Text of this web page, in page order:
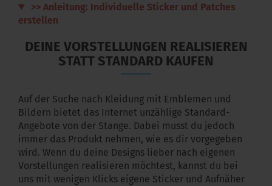
>> Anleitung: Individuelle Sticker und Patches
erstellen
DEINE VORSTELLUNGEN REALISIEREN
STATT STANDARD KAUFEN
Auf der Suche nach Kleidung mit Emblemen und
Bildern bietet das Internet unzählige Standard-
Angebote von der Stange. Dabei musst du jedoch
immer das Produkt nehmen, wie es dir vorgegeben
wird. Wenn du deine Designs lieber nach eigenen
Vorstellungen realisieren möchtest, kannst du bei
uns mit wenigen Klicks eigene Sticker und Aufnäher